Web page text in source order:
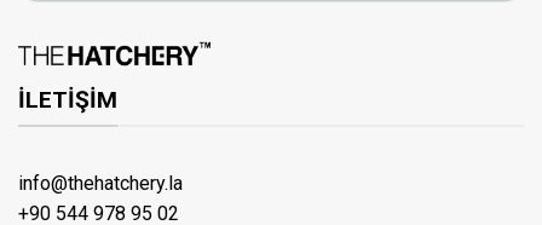
İLETİŞİM
info@thehatchery.la
+90 544 978 95 02